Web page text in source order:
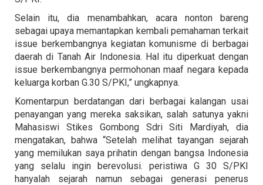
Selain itu, dia menambahkan, acara nonton bareng
sebagai upaya memantapkan kembali pemahaman terkait
issue berkembangnya kegiatan komunisme di berbagai
daerah di Tanah Air Indonesia. Hal itu diperkuat dengan
issue berkembangnya permohonan maaf negara kepada
keluarga korban G.30 S/PKI,” ungkapnya.
Komentarpun berdatangan dari berbagai kalangan usai
penayangan yang mereka saksikan, salah satunya yakni
Mahasiswi Stikes Gombong Sdri Siti Mardiyah, dia
mengatakan, bahwa “Setelah melihat tayangan sejarah
yang memilukan saya prihatin dengan bangsa Indonesia
yang selalu ingin berevolusi. peristiwa G 30 S/PKI
hanyalah sejarah namun sebagai generasi penerus